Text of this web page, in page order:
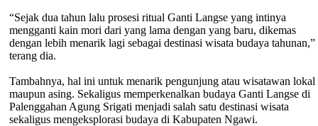
“Sejak dua tahun lalu prosesi ritual Ganti Langse yang intinya
mengganti kain mori dari yang lama dengan yang baru, dikemas
dengan lebih menarik lagi sebagai destinasi wisata budaya tahunan,”
terang dia.
Tambahnya, hal ini untuk menarik pengunjung atau wisatawan lokal
maupun asing. Sekaligus memperkenalkan budaya Ganti Langse di
Palenggahan Agung Srigati menjadi salah satu destinasi wisata
sekaligus mengeksplorasi budaya di Kabupaten Ngawi.